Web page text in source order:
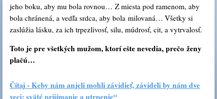
jeho boku, aby mu bola rovnou… Z miesta pod ramenom, aby
bola chránená, a vedľa srdca, aby bola milovaná… Všetky si
zaslúžia lásku, za ich trpezlivosť, silu, múdrosť, cit, a vytrvalosť.
Toto je pre všetkých mužom, ktorí ešte nevedia, prečo ženy
plačú…
Čítaj - Keby nám anjeli mohli závidieť, závideli by nám dve
veci: sväté prijímanie a utrpenie“